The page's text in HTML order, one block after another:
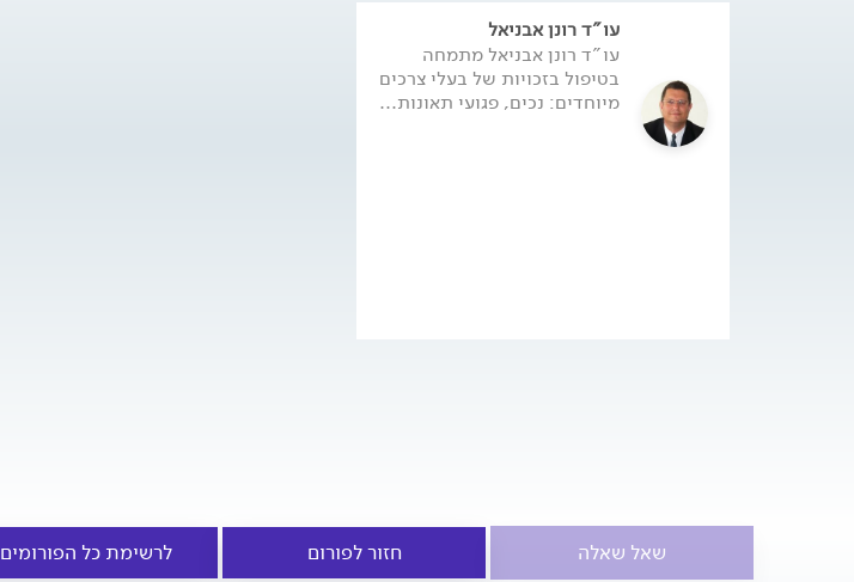
עו"ד רונן אבניאל
עו"ד רונן אבניאל מתמחה
בטיפול בזכויות של בעלי צרכים
מיוחדים: נכים, פגועי תאונות...
שאל שאלה חזור לפורום לרשימת כל הפורומים